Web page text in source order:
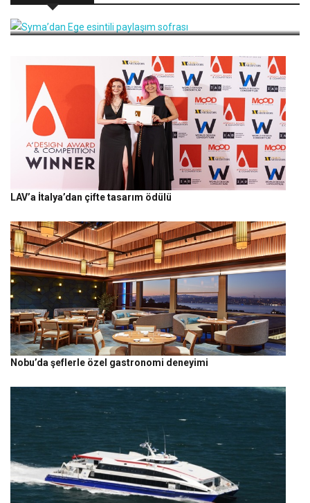
Syma’dan Ege esintili paylaşım sofrası
LAV’a İtalya’dan çifte tasarım ödülü
Nobu’da şeflerle özel gastronomi deneyimi